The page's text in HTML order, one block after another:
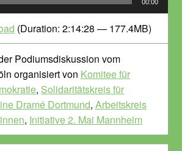
00:00
(Duration: 2:14:28 — 177.4MB)
Podiumsdiskussion vom
organisiert von Komitee für
, Solidaritätskreis für
Dramé Dortmund, Arbeitskreis
, Initiative 2. Mai Mannheim